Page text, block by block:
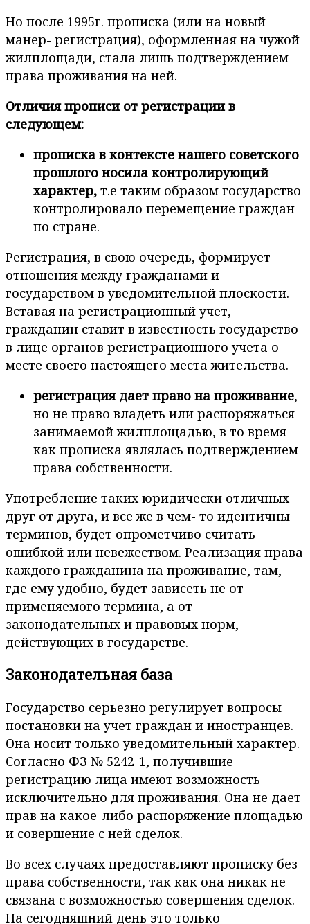
Но после 1995г. прописка (или на новый
манер- регистрация), оформленная на чужой
жилплощади, стала лишь подтверждением
права проживания на ней.
Отличия прописи от регистрации в
следующем:
прописка в контексте нашего советского
прошлого носила контролирующий
характер, т.е таким образом государство
контролировало перемещение граждан
по стране.
Регистрация, в свою очередь, формирует
отношения между гражданами и
государством в уведомительной плоскости.
Вставая на регистрационный учет,
гражданин ставит в известность государство
в лице органов регистрационного учета о
месте своего настоящего места жительства.
регистрация дает право на проживание,
но не право владеть или распоряжаться
занимаемой жилплощадью, в то время
как прописка являлась подтверждением
права собственности.
Употребление таких юридически отличных
друг от друга, и все же в чем- то идентичны
терминов, будет опрометчиво считать
ошибкой или невежеством. Реализация права
каждого гражданина на проживание, там,
где ему удобно, будет зависеть не от
применяемого термина, а от
законодательных и правовых норм,
действующих в государстве.
Законодательная база
Государство серьезно регулирует вопросы
постановки на учет граждан и иностранцев.
Она носит только уведомительный характер.
Согласно ФЗ № 5242-1, получившие
регистрацию лица имеют возможность
исключительно для проживания. Она не дает
прав на какое-либо распоряжение площадью
и совершение с ней сделок.
Во всех случаях предоставляют прописку без
права собственности, так как она никак не
связана с возможностью совершения сделок.
На сегодняшний день это только